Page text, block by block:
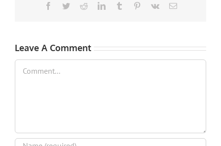
Facebook
TwitterRedditLinkedInTumblr Pinterest
Vk Email
Leave A Comment
Comment